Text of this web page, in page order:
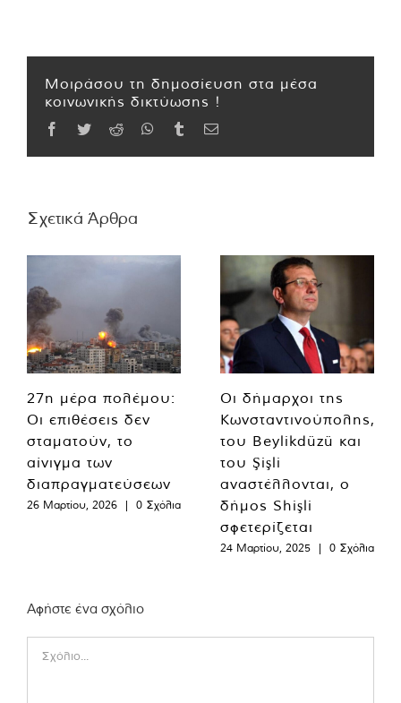
Μοιράσου τη δημοσίευση στα μέσα
κοινωνικής δικτύωσης !
Facebook
TwitterReddit WhatsApp
TumblrEmail
Σχετικά Άρθρα
27η μέρα πολέμου:
Οι επιθέσεις δεν
σταματούν, το
αίνιγμα των
διαπραγματεύσεων
26 Μαρτίου, 2026 | 0 Σχόλια
Οι δήμαρχοι της
Κωνσταντινούπολης,
του Beylikdüzü και
του Şişli
αναστέλλονται, ο
δήμος Shişli
σφετερίζεται
24 Μαρτίου, 2025 | 0 Σχόλια
Αφήστε ένα σχόλιο